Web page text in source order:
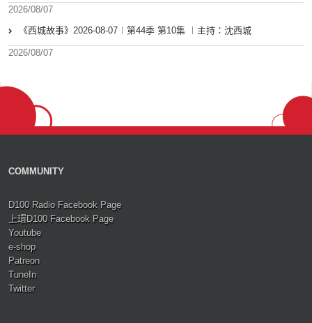
2026/08/07
《西城故事》2026-08-07︱第44季 第10集 ︱主持：沈西城
2026/08/07
COMMUNITY
D100 Radio Facebook Page
上環D100 Facebook Page
Youtube
e-shop
Patreon
TuneIn
Twitter